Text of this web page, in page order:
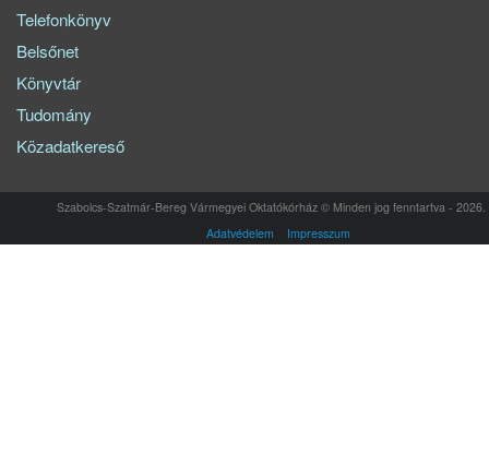
Telefonkönyv
Belsőnet
Könyvtár
Tudomány
Közadatkereső
Szabolcs-Szatmár-Bereg Vármegyei Oktatókórház © Minden jog fenntartva - 2026.
Adatvédelem
Impresszum